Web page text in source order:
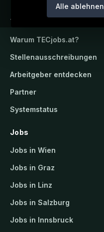
Alle ablehnen
TECjobs.at
Warum TECjobs.at?
Stellenausschreibungen
Arbeitgeber entdecken
Partner
Systemstatus
Jobs
Jobs in Wien
Jobs in Graz
Jobs in Linz
Jobs in Salzburg
Jobs in Innsbruck